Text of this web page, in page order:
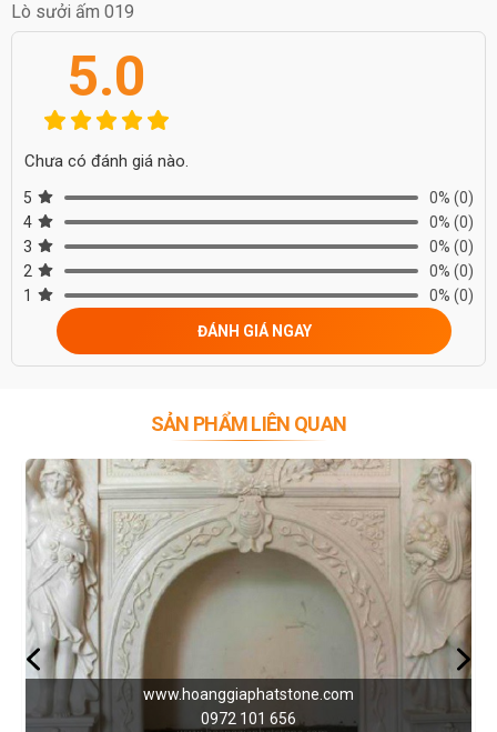
Lò sưởi ấm 019
5.0
Chưa có đánh giá nào.
5 0% (0)
4
0% (0)
3
0% (0)
2
0% (0)
1
0% (0)
ĐÁNH GIÁ NGAY
SẢN PHẨM LIÊN QUAN
www.hoanggiaphatstone.com
0972 101 656